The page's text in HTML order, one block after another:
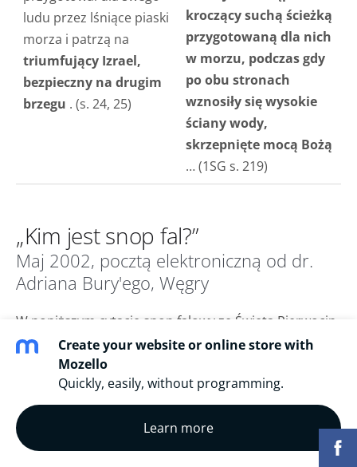
ludu przez lśniące piaski
morza i patrzą na
triumfujący Izrael,
bezpieczny na drugim
brzegu . (s. 24, 25)
kroczący suchą ścieżką
przygotowaną dla nich
w morzu, podczas gdy
po obu stronach
wznosiły się wysokie
ściany wody,
skrzepnięte mocą Bożą
… (1SG s. 219)
„Kim jest snop fal?”
Maj 2002, pocztą elektroniczną od dr.
Adriana Bury'ego, Węgry
W poniższym cytacie snop falowy ze Święta Pierwocin
(Kpł 23, 15 i nast.) to nie Jezus, ale inni, którzy
zmartwychwstali w tym samym czasie co On:
królewskiej. Wchodzi w obecność swego Ojca.
Wskazuje na swoją zranioną głowę, przebity bok,
Create your website or online store with
Mozello
Quickly, easily, without programming.
Learn more